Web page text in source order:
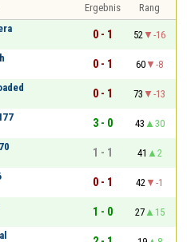
Ergebnis
Rang
0 - 1 52
-16
0 - 1 60
-8
0 - 1 73
-13
3 - 0 43
30
1 - 1 41
2
0 - 1 42
-1
1 - 0 27
15